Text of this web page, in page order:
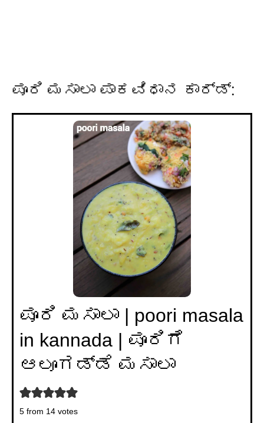
ಪೂರಿ ಮಸಾಲಾ ಪಾಕವಿಧಾನ ಕಾರ್ಡ್:
ಪೂರಿ ಮಸಾಲಾ | poori masala
in kannada | ಪೂರಿಗೆ
ಆಲೂಗಡ್ಡೆ ಮಸಾಲಾ
5 from 14 votes